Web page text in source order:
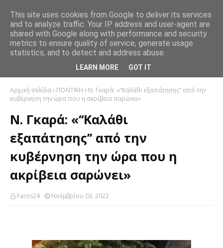
Αρχική σελίδα ΠΟΛΙΤΙΚΗ
Ν. Γκαρά: «‘‘Καλάθι εξαπάτησης’’ από την
κυβέρνηση την ώρα που η ακρίβεια σαρώνει»
Ν. Γκαρά: «‘‘Καλάθι
εξαπάτησης’’ από την
κυβέρνηση την ώρα που η
ακρίβεια σαρώνει»
Faros24 Νοεμβρίου 03, 2022
This site uses cookies from Google to deliver its services
and to analyze traffic. Your IP address and user-agent are
shared with Google along with performance and security
metrics to ensure quality of service, generate usage
statistics, and to detect and address abuse.
LEARN MORE GOT IT